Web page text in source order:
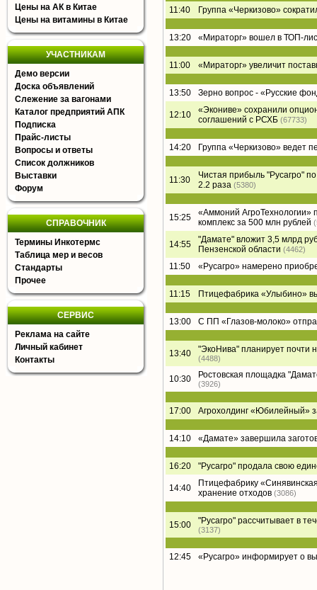
Цены на АК в Китае
Цены на витамины в Китае
УЧАСТНИКАМ
Демо версии
Доска объявлений
Слежение за вагонами
Каталог предприятий АПК
Подписка
Прайс-листы
Вопросы и ответы
Список должников
Выставки
Форум
СПРАВОЧНИК
Термины Инкотермс
Таблица мер и весов
Стандарты
Прочее
СЕРВИС
Реклама на сайте
Личный кабинет
Контакты
11:40 Группа «Черкизово»
13:20 «Мираторг» вошел в ТОП-
11:00 «Мираторг» увеличит
13:50 Зерно вопрос - «Русские
12:10
«Экониве» сохранили
соглашений с РСХБ (67733)
14:20 Группа «Черкизово» ведет
11:30
Чистая прибыль "Русагро"
2.2 раза (5380)
15:25
«Аммоний АгроТехнологии»
комплекс за 500 млн рублей
14:55
"Дамате" вложит 3,5 млрд
Пензенской области (4462)
11:50 «Русагро» намерено
11:15 Птицефабрика «Улыбино»
13:00 С ПП «Глазов-молоко»
13:40 "ЭкоНива" планирует почти
(4488)
10:30 Ростовская площадка
(3926)
17:00 Агрохолдинг «Юбилейный»
14:10 «Дамате» завершила
16:20 "Русагро" продала свою
14:40
Птицефабрику
хранение отходов (3086)
15:00 "Русагро" рассчитывает в
(3137)
12:45 «Русагро» информирует о